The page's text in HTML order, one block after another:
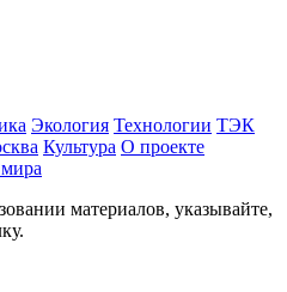
Экология Технологии ТЭК
Культура О проекте
материалов, указывайте,